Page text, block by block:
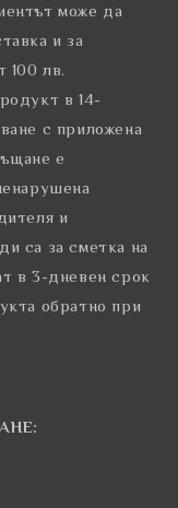
може да
и за
100 лв.
в 14-
с приложена
е
и
са за сметка на
в 3-дневен срок
обратно при